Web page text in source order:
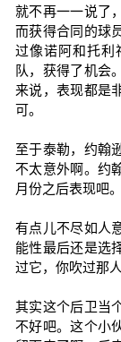
就不再一一说了
而获得合同的球
过像诺阿和托利
队，获得了机会
来说，表现都是
可。
至于泰勒，约翰
不太意外啊。约
月份之后表现吧。
有点儿不尽如人
能性最后还是选
过它，你吹过那人
其实这个后卫当
不好吧。这个小